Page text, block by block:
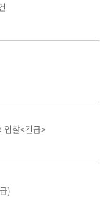
입찰<긴급>
)